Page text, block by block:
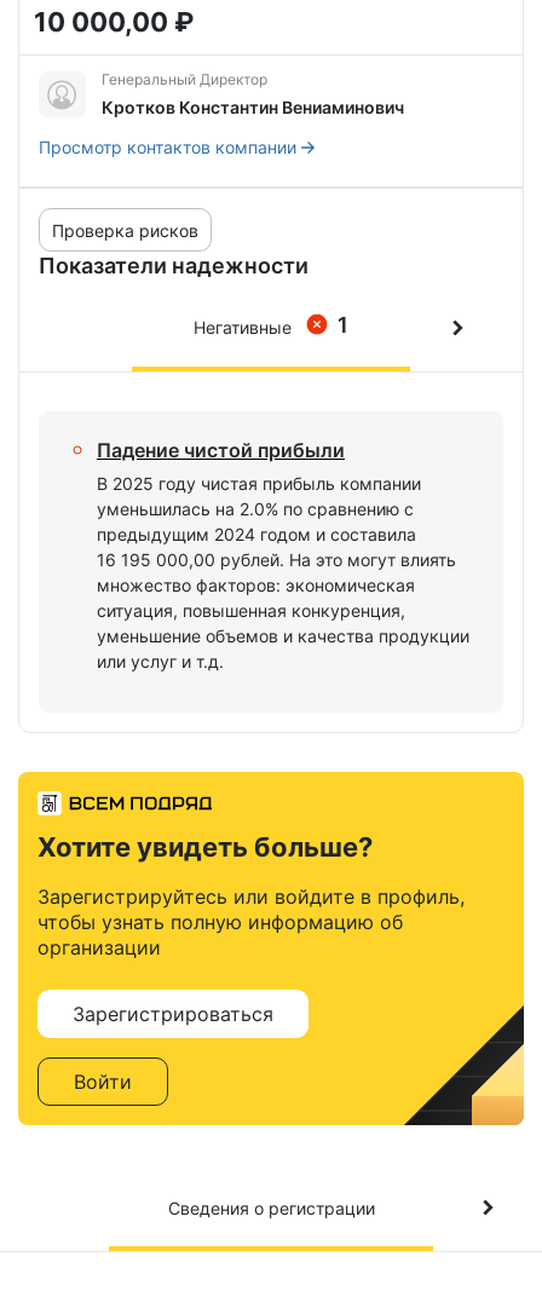
10 000,00 ₽
Генеральный Директор
Кротков Константин Вениаминович
Просмотр контактов компании
Показатели надежности
Проверка рисков
1
Негативные
Падение чистой прибыли
В 2025 году чистая прибыль компании
уменьшилась на 2.0% по сравнению с
предыдущим 2024 годом и составила
16 195 000,00 рублей. На это могут влиять
множество факторов: экономическая
ситуация, повышенная конкуренция,
уменьшение объемов и качества продукции
или услуг и т.д.
Хотите увидеть больше?
Зарегистрируйтесь или войдите в профиль,
чтобы узнать полную информацию об
организации
Зарегистрироваться
Войти
Сведения о регистрации